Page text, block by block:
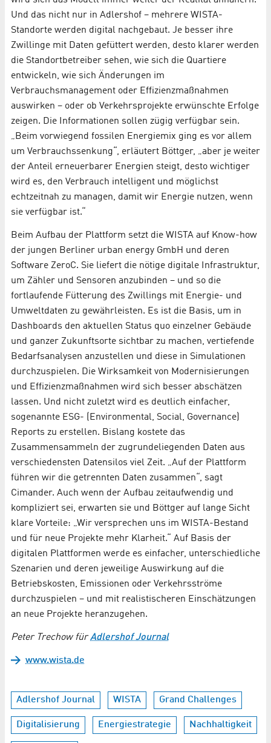
Und das nicht nur in Adlershof – mehrere WISTA-
Standorte werden digital nachgebaut. Je besser ihre
Zwillinge mit Daten gefüttert werden, desto klarer werden
die Standortbetreiber sehen, wie sich die Quartiere
entwickeln, wie sich Änderungen im
Verbrauchsmanagement oder Effizienzmaßnahmen
auswirken – oder ob Verkehrsprojekte erwünschte Erfolge
zeigen. Die Informationen sollen zügig verfügbar sein.
„Beim vorwiegend fossilen Energiemix ging es vor allem
um Verbrauchssenkung“, erläutert Böttger, „aber je weiter
der Anteil erneuerbarer Energien steigt, desto wichtiger
wird es, den Verbrauch intelligent und möglichst
echtzeitnah zu managen, damit wir Energie nutzen, wenn
sie verfügbar ist.“
Beim Aufbau der Plattform setzt die WISTA auf Know-how
der jungen Berliner urban energy GmbH und deren
Software ZeroC. Sie liefert die nötige digitale Infrastruktur,
um Zähler und Sensoren anzubinden – und so die
fortlaufende Fütterung des Zwillings mit Energie- und
Umweltdaten zu gewährleisten. Es ist die Basis, um in
Dashboards den aktuellen Status quo einzelner Gebäude
und ganzer Zukunftsorte sichtbar zu machen, vertiefende
Bedarfsanalysen anzustellen und diese in Simulationen
durchzuspielen. Die Wirksamkeit von Modernisierungen
und Effizienzmaßnahmen wird sich besser abschätzen
lassen. Und nicht zuletzt wird es deutlich einfacher,
sogenannte ESG- (Environmental, Social, Governance)
Reports zu erstellen. Bislang kostete das
Zusammensammeln der zugrundeliegenden Daten aus
verschiedensten Datensilos viel Zeit. „Auf der Plattform
führen wir die getrennten Daten zusammen“, sagt
Cimander. Auch wenn der Aufbau zeitaufwendig und
kompliziert sei, erwarten sie und Böttger auf lange Sicht
klare Vorteile: „Wir versprechen uns im WISTA-Bestand
und für neue Projekte mehr Klarheit.“ Auf Basis der
digitalen Plattformen werde es einfacher, unterschiedliche
Szenarien und deren jeweilige Auswirkung auf die
Betriebskosten, Emissionen oder Verkehrsströme
durchzuspielen – und mit realistischeren Einschätzungen
an neue Projekte heranzugehen.
Peter Trechow fürAdlershof Journal
www.wista.de
Adlershof Journal WISTA Grand Challenges
Digitalisierung Energiestrategie Nachhaltigkeit